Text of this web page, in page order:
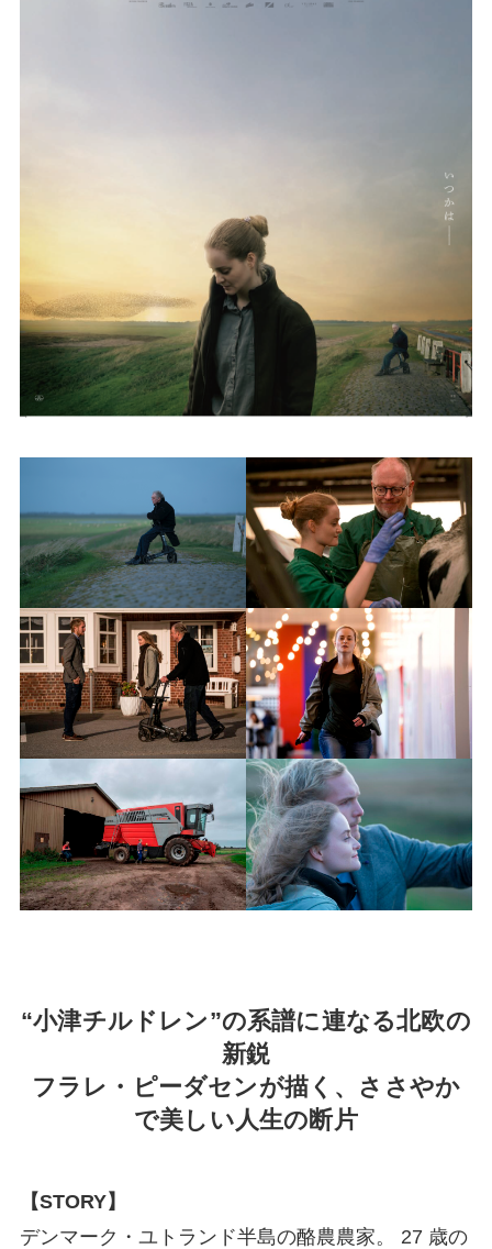
“小津チルドレン”の系譜に連なる北欧の
新鋭
フラレ・ピーダセンが描く、ささやか
で美しい人生の断片
【STORY】
デンマーク・ユトランド半島の酪農農家。 27 歳の